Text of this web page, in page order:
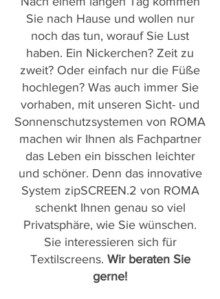
Sie nach Hause und wollen nur
noch das tun, worauf Sie Lust
haben. Ein Nickerchen? Zeit zu
zweit? Oder einfach nur die Füße
hochlegen? Was auch immer Sie
vorhaben, mit unseren Sicht- und
Sonnenschutzsystemen von ROMA
machen wir Ihnen als Fachpartner
das Leben ein bisschen leichter
und schöner. Denn das innovative
System zipSCREEN.2 von ROMA
schenkt Ihnen genau so viel
Privatsphäre, wie Sie wünschen.
Sie interessieren sich für
Textilscreens. Wir beraten Sie
gerne!